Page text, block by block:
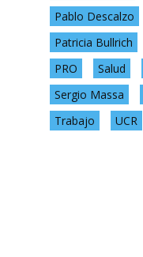
Pablo Descalzo
Patricia Bullrich
PRO
Salud
Sergio Massa
Trabajo
UCR